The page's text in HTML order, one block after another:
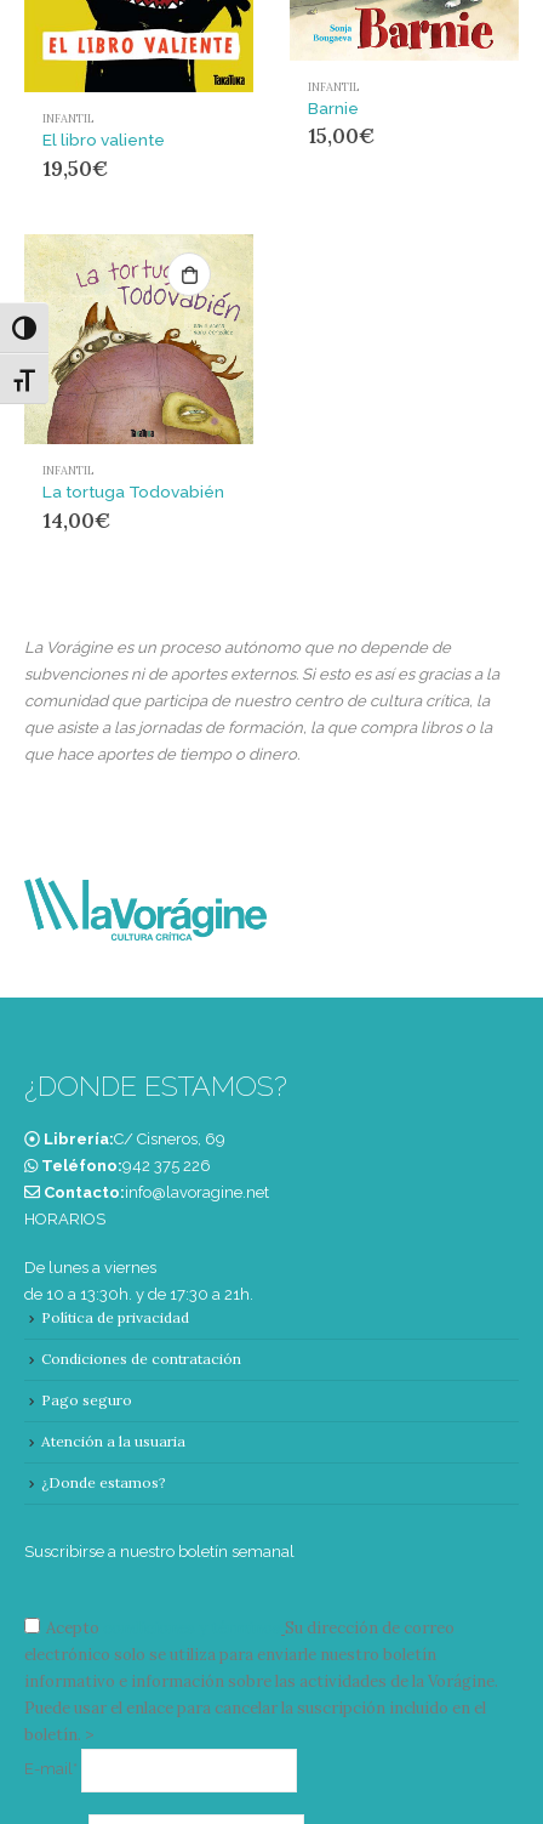
Alternar alto contraste
Alternar tamaño de letra
INFANTIL
El libro valiente
19,50€
INFANTIL
Barnie
15,00€
INFANTIL
La tortuga Todovabién
14,00€
La Vorágine es un proceso autónomo que no depende de
subvenciones ni de aportes externos. Si esto es así es gracias a la
comunidad que participa de nuestro centro de cultura crítica, la
que asiste a las jornadas de formación, la que compra libros o la
que hace aportes de tiempo o dinero.
¿DONDE ESTAMOS?
Librería:C/ Cisneros, 69
Teléfono:‭942 375 226‬
Contacto:info@lavoragine.net
HORARIOS
De lunes a viernes
de 10 a 13:30h. y de 17:30 a 21h.
Política de privacidad
Condiciones de contratación
Pago seguro
Atención a la usuaria
¿Donde estamos?
Suscribirse a nuestro boletín semanal
Acepto
Su dirección de correo
electrónico solo se utiliza para enviarle nuestro boletín
informativo e información sobre las actividades de la Vorágine.
Puede usar el enlace para cancelar la suscripción incluido en el
boletín. >
E-mail*